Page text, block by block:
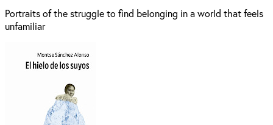
Portraits of the struggle to find belonging in a world that feels
unfamiliar